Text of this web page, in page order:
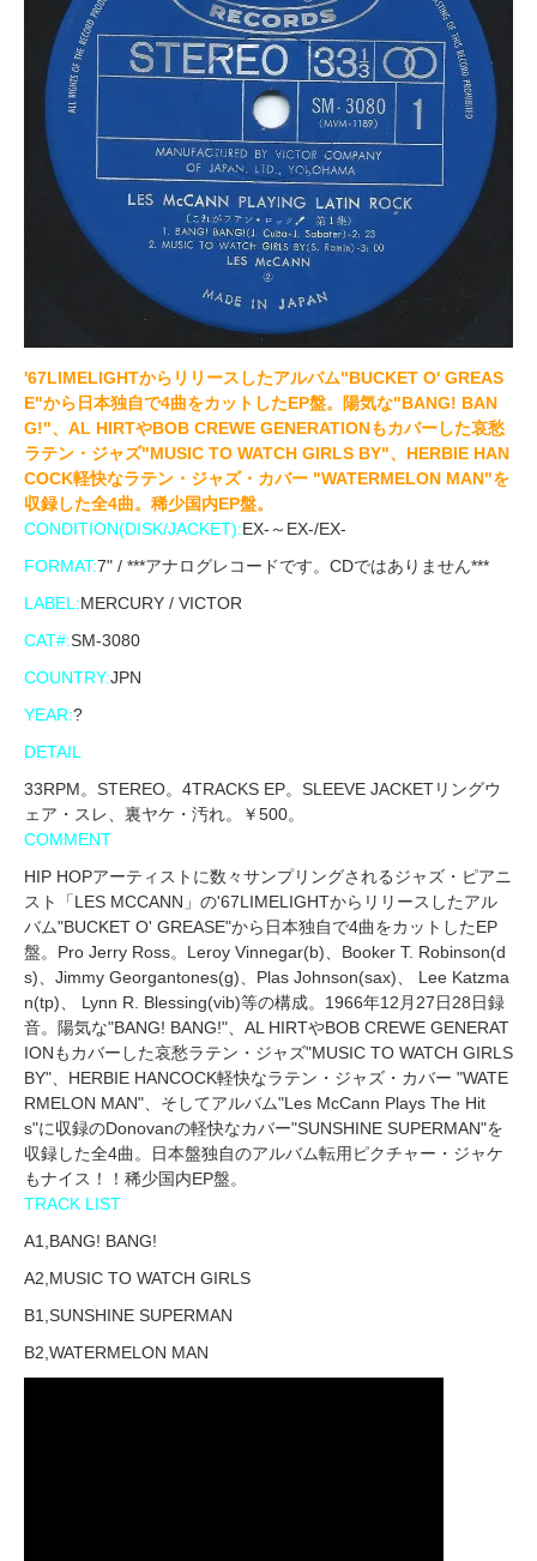
'67LIMELIGHTからリリースしたアルバム"BUCKET O' GREAS
E"から日本独自で4曲をカットしたEP盤。陽気な"BANG! BAN
G!"、AL HIRTやBOB CREWE GENERATIONもカバーした哀愁
ラテン・ジャズ"MUSIC TO WATCH GIRLS BY"、HERBIE HAN
COCK軽快なラテン・ジャズ・カバー "WATERMELON MAN"を
収録した全4曲。稀少国内EP盤。
CONDITION(DISK/JACKET):EX-～EX-/EX-
FORMAT:7" / ***アナログレコードです。CDではありません***
LABEL:MERCURY / VICTOR
CAT#:SM-3080
COUNTRY:JPN
YEAR:?
DETAIL
33RPM。STEREO。4TRACKS EP。SLEEVE JACKETリングウ
ェア・スレ、裏ヤケ・汚れ。￥500。
COMMENT
HIP HOPアーティストに数々サンプリングされるジャズ・ピアニ
スト「LES MCCANN」の'67LIMELIGHTからリリースしたアル
バム"BUCKET O' GREASE"から日本独自で4曲をカットしたEP
盤。Pro Jerry Ross。Leroy Vinnegar(b)、Booker T. Robinson(d
s)、Jimmy Georgantones(g)、Plas Johnson(sax)、 Lee Katzma
n(tp)、 Lynn R. Blessing(vib)等の構成。1966年12月27日28日録
音。陽気な"BANG! BANG!"、AL HIRTやBOB CREWE GENERAT
IONもカバーした哀愁ラテン・ジャズ"MUSIC TO WATCH GIRLS
BY"、HERBIE HANCOCK軽快なラテン・ジャズ・カバー "WATE
RMELON MAN"、そしてアルバム"Les McCann Plays The Hit
s"に収録のDonovanの軽快なカバー"SUNSHINE SUPERMAN"を
収録した全4曲。日本盤独自のアルバム転用ピクチャー・ジャケ
もナイス！！稀少国内EP盤。
TRACK LIST
A1,BANG! BANG!
A2,MUSIC TO WATCH GIRLS
B1,SUNSHINE SUPERMAN
B2,WATERMELON MAN